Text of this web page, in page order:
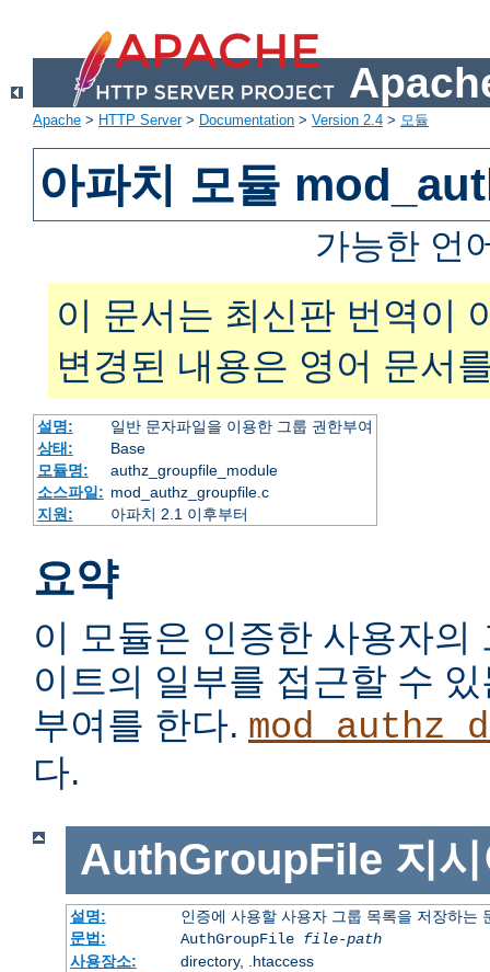
Apache > HTTP Server> Documentation > Version 2.4 > 모듈
아파치 모듈
가능한 언
이 문서는 최신판 번역이
변경된 내용은 영어 문서
설명:
일반 문자파일을 이용한 그룹 권한부여
상태:
Base
모듈명:
authz_groupfile_module
소스파일: mod_authz_groupfile.c
지원:
아파치 2.1 이후부터
요약
이 모듈은 인증한 사용자의
이트의 일부를 접근할 수
부여를 한다.
다.
AuthGroupFile 지
설명:
인증에 사용할 사용자 그룹 목록을 저장하는
문법:
AuthGroupFile file-path
사용장소:
directory, .htaccess